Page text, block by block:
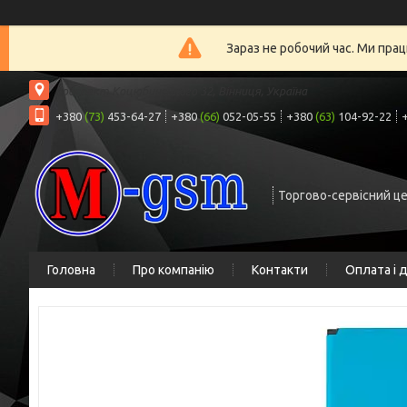
Зараз не робочий час. Ми
проспект Коцюбинського 32, Вінниця, Україна
+380(73) 453-64-27 +380(66) 052-05-55 +380 (63) 104-92-22
Торгово-сервісний
Головна Про компанію Контакти Оплата і